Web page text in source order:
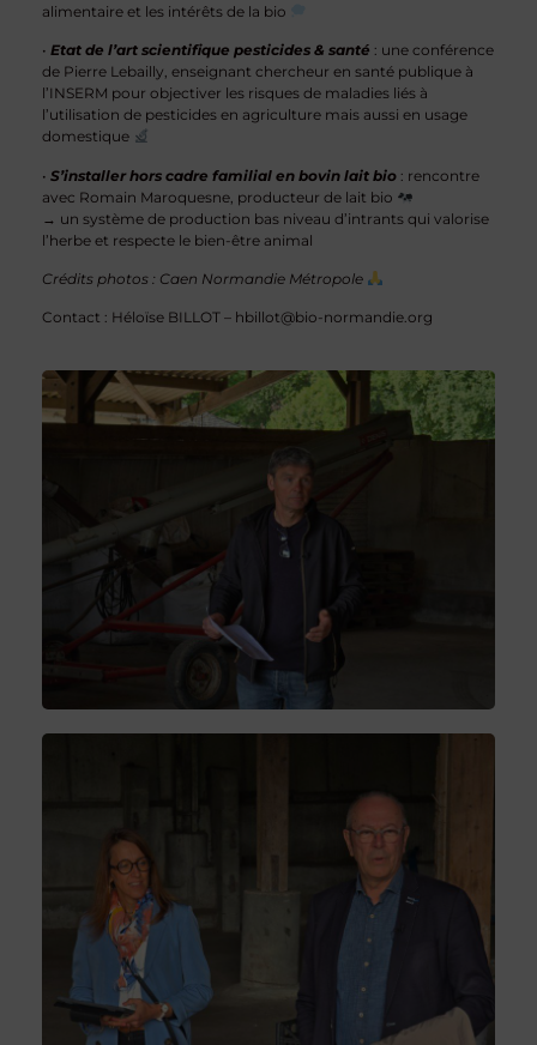
alimentaire et les intérêts de la bio
• Etat de l’art scientifique pesticides & santé : une conférence
de Pierre Lebailly, enseignant chercheur en santé publique à
l’INSERM pour objectiver les risques de maladies liés à
l’utilisation de pesticides en agriculture mais aussi en usage
domestique
• S’installer hors cadre familial en bovin lait bio : rencontre
avec Romain Maroquesne, producteur de lait bio
→ un système de production bas niveau d’intrants qui valorise
l’herbe et respecte le bien-être animal
Crédits photos : Caen Normandie Métropole
Contact : Héloïse BILLOT – hbillot@bio-normandie.org